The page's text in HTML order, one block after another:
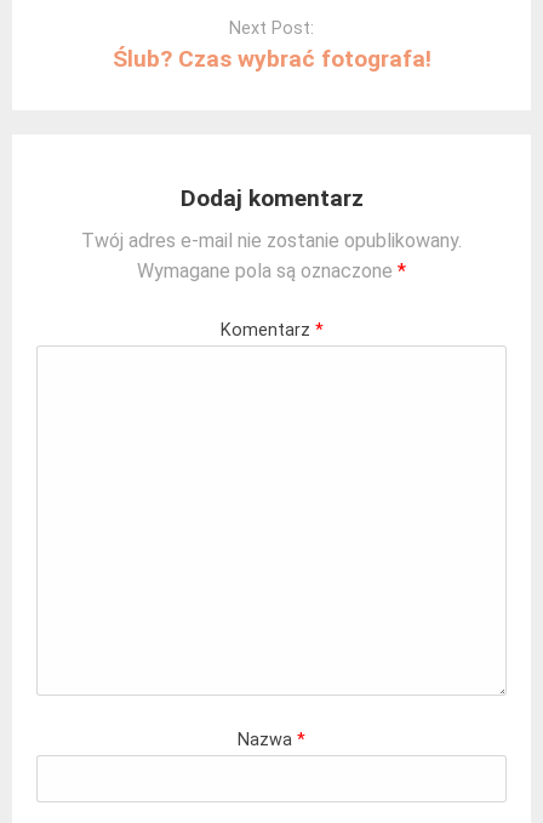
Next Post:
Ślub? Czas wybrać fotografa!
Dodaj komentarz
Twój adres e-mail nie zostanie opublikowany.
Wymagane pola są oznaczone *
Komentarz *
Nazwa *